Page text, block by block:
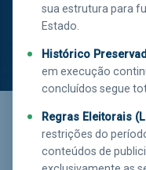
sua estrutura para
Estado.
Histórico
em execução
concluídos segue
Regras Eleitorais
restrições do
conteúdos de